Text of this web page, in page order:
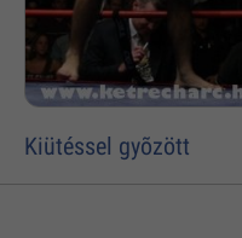
Kiütéssel gyõzött